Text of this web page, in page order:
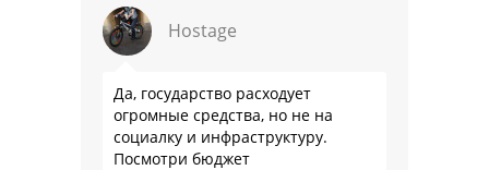
Hostage
Да, государство расходует
огромные средства, но не на
социалку и инфраструктуру.
Посмотри бюджет